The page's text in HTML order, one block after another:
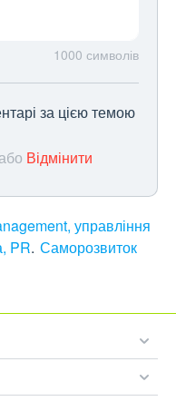
1000 символів
за цією темою
або Відмінити
управління
PR Саморозвиток